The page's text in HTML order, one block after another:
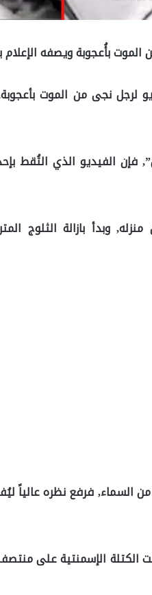
بأُعجوبة ويصفه الإعلام
لرجل نجى من الموت
فإن الفيديو الذي التُقط
وبدأ بازالة الثلوج
السماء, فرفع نظره عالياً
الكتلة الإسمنتية على